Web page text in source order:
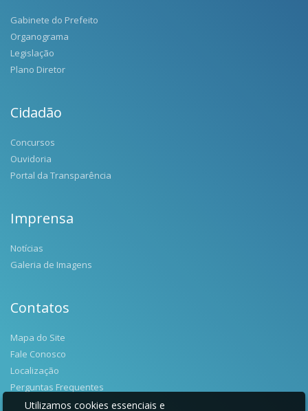
Gabinete do Prefeito
Organograma
Legislação
Plano Diretor
Cidadão
Concursos
Ouvidoria
Portal da Transparência
Imprensa
Notícias
Galeria de Imagens
Contatos
Mapa do Site
Fale Conosco
Localização
Perguntas Frequentes
Utilizamos cookies essenciais e